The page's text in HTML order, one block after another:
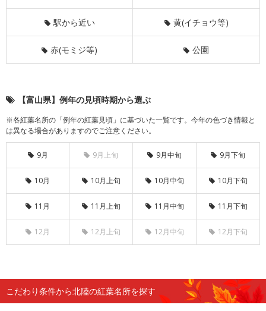
駅から近い 黄(イチョウ等)
赤(モミジ等) 公園
【富山県】例年の見頃時期から選ぶ
※各紅葉名所の「例年の紅葉見頃」に基づいた一覧です。今年の色づき情報と
は異なる場合がありますのでご注意ください。
9月 9月上旬 9月中旬 9月下旬
10月 10月上旬 10月中旬 10月下旬
11月 11月上旬 11月中旬 11月下旬
12月 12月上旬 12月中旬 12月下旬
こだわり条件から北陸の紅葉名所を探す